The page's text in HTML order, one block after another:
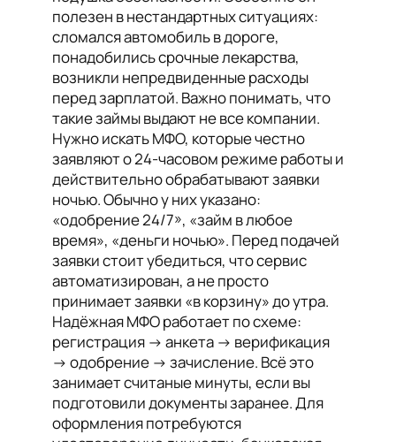
полезен в нестандартных ситуациях:
сломался автомобиль в дороге,
понадобились срочные лекарства,
возникли непредвиденные расходы
перед зарплатой. Важно понимать, что
такие займы выдают не все компании.
Нужно искать МФО, которые честно
заявляют о 24-часовом режиме работы и
действительно обрабатывают заявки
ночью. Обычно у них указано:
«одобрение 24/7», «займ в любое
время», «деньги ночью». Перед подачей
заявки стоит убедиться, что сервис
автоматизирован, а не просто
принимает заявки «в корзину» до утра.
Надёжная МФО работает по схеме:
регистрация → анкета → верификация
→ одобрение → зачисление. Всё это
занимает считаные минуты, если вы
подготовили документы заранее. Для
оформления потребуются